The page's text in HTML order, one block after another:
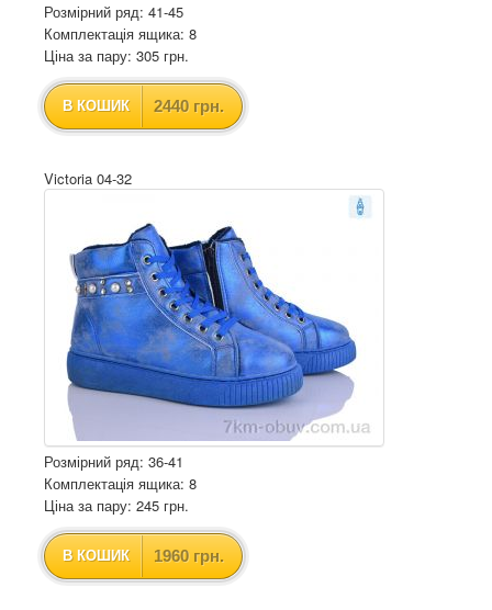
Розмірний ряд: 41-45
Комплектація ящика: 8
Ціна за пару: 305 грн.
В КОШИК 2440 грн.
Victoria 04-32
Розмірний ряд: 36-41
Комплектація ящика: 8
Ціна за пару: 245 грн.
В КОШИК 1960 грн.